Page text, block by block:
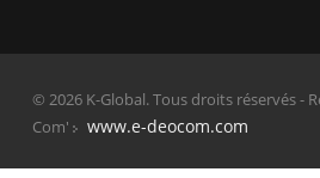
© 2026 K-Global. Tous droits réservés -
Com'
www.e-deocom.com